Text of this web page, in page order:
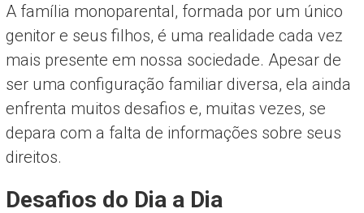
A família monoparental, formada por um único
genitor e seus filhos, é uma realidade cada vez
mais presente em nossa sociedade. Apesar de
ser uma configuração familiar diversa, ela ainda
enfrenta muitos desafios e, muitas vezes, se
depara com a falta de informações sobre seus
direitos.
Desafios do Dia a Dia